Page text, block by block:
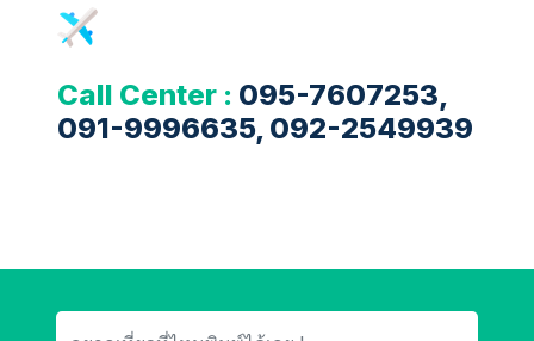
Call Center : 095-7607253,
091-9996635, 092-2549939